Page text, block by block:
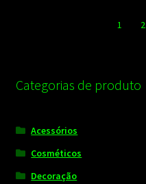
1
2
Categorias de produto
Acessórios
Cosméticos
Decoração